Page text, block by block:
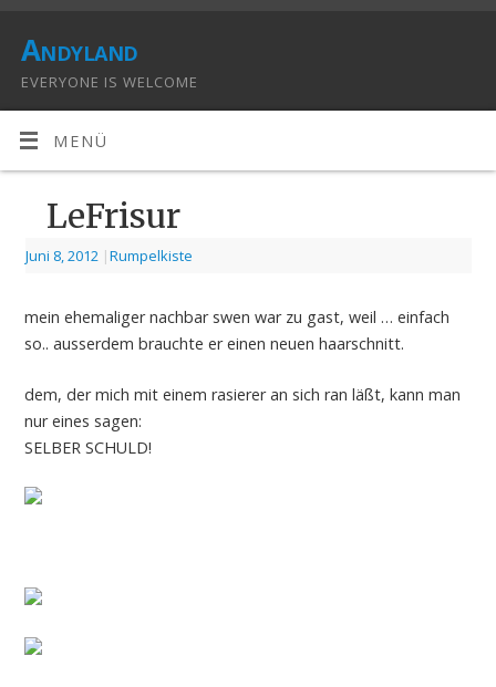
Andyland
EVERYONE IS WELCOME
MENÜ
LeFrisur
Juni 8, 2012 |Rumpelkiste
mein ehemaliger nachbar swen war zu gast, weil … einfach
so.. ausserdem brauchte er einen neuen haarschnitt.
dem, der mich mit einem rasierer an sich ran läßt, kann man
nur eines sagen:
SELBER SCHULD!